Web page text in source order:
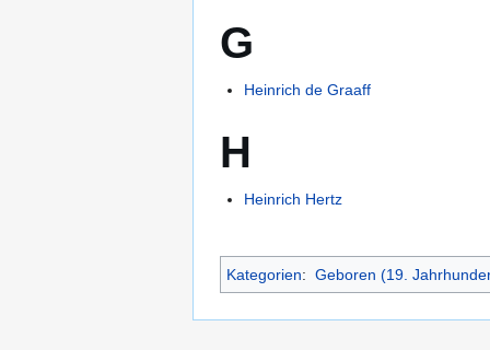
G
Heinrich de Graaff
H
Heinrich Hertz
Kategorien: Geboren (19.